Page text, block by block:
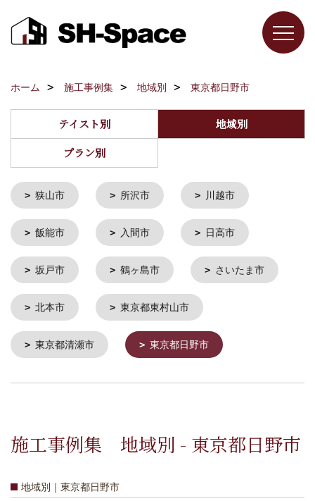
ホーム 施工事例集 地域別 東京都日野市
テイスト別
地域別
プラン別
狭山市 所沢市 川越市
飯能市 入間市 日高市
坂戸市 鶴ヶ島市 さいたま市
北本市 東京都東村山市
東京都清瀬市 東京都日野市
施工事例集 地域別 - 東京都日野市
地域別｜東京都日野市